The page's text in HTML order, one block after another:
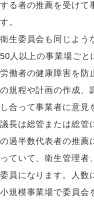
する者の推薦を受けて
す。
衛生委員会も同じよう
50人以上の事業場ごと
労働者の健康障害を防
の規程や計画の作成、
し合って事業者に意見
議長は総管または総管
の過半数代表者の推薦
っていて、衛生管理者
委員になります。人数
小規模事業場で委員会